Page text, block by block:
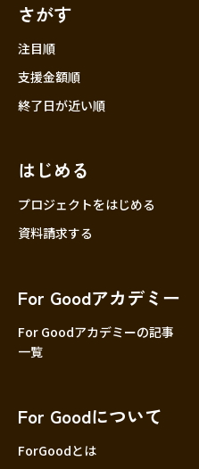
さがす
注目順
支援金額順
終了日が近い順
はじめる
プロジェクトをはじめる
資料請求する
For Goodアカデミー
For Goodアカデミーの記事
一覧
For Goodについて
ForGoodとは